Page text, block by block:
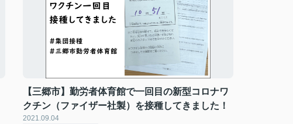
【三郷市】勤労者体育館で一回目の新型コロナワ
クチン（ファイザー社製）を接種してきました！
2021.09.04